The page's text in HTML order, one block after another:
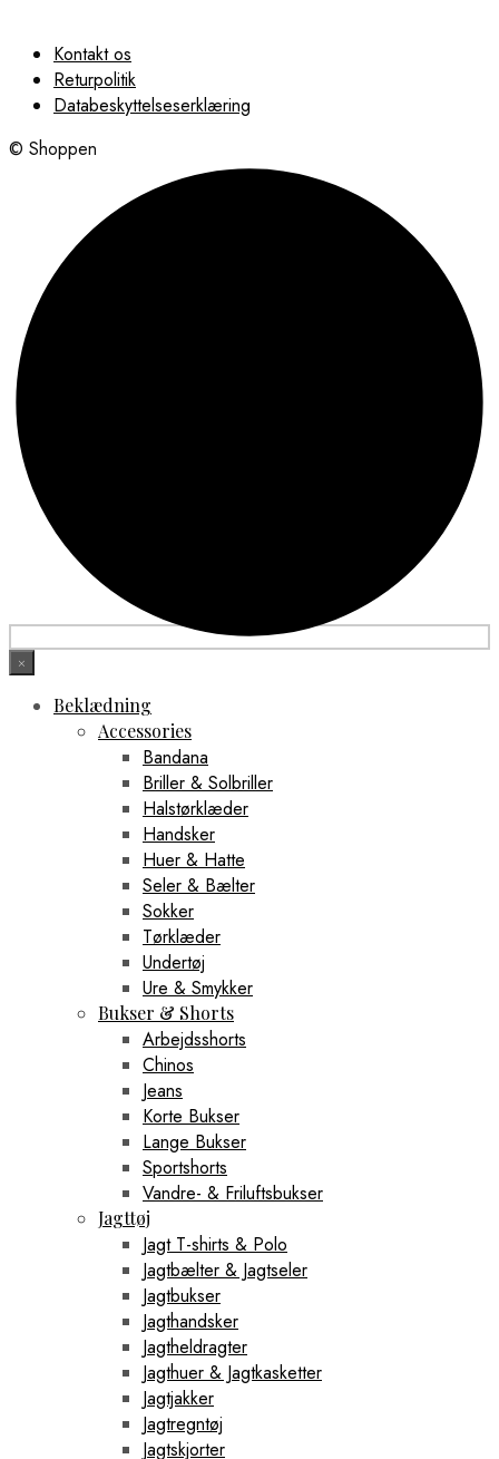
Kontakt os
Returpolitik
Databeskyttelseserklæring
© Shoppen
×
Beklædning
Accessories
Bandana
Briller & Solbriller
Halstørklæder
Handsker
Huer & Hatte
Seler & Bælter
Sokker
Tørklæder
Undertøj
Ure & Smykker
Bukser & Shorts
Arbejdsshorts
Chinos
Jeans
Korte Bukser
Lange Bukser
Sportshorts
Vandre- & Friluftsbukser
Jagttøj
Jagt T-shirts & Polo
Jagtbælter & Jagtseler
Jagtbukser
Jagthandsker
Jagtheldragter
Jagthuer & Jagtkasketter
Jagtjakker
Jagtregntøj
Jagtskjorter